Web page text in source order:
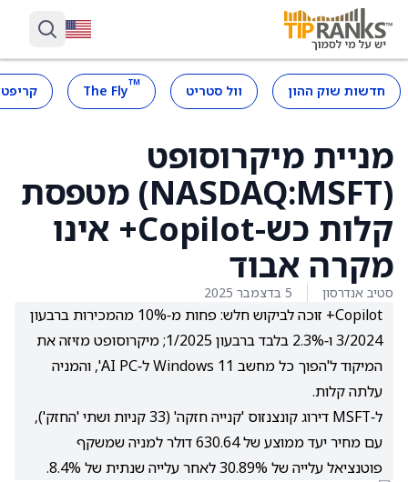
חדשות שוק ההון וול סטריט ™
The Fly
מניית מיקרוסופט
(NASDAQ:MSFT) מטפסת
קלות כש-Copilot+ אינו
מקרה אבוד
סטיב אנדרסון 5 בדצמבר 2025
Copilot+ זוכה לביקוש חלש: פחות מ‑10% מהמכירות ברבעון
3/2024 ו‑2.3% בלבד ברבעון 1/2025; מיקרוסופט מזיזה את
המיקוד ל'הפוך כל מחשב Windows 11 ל‑AI PC', והמניה
עלתה קלות.
ל‑MSFT דירוג קונצנזוס 'קנייה חזקה' (33 קניות ושתי 'החזק'),
עם מחיר יעד ממוצע של 630.64 דולר למניה שמשקף
פוטנציאל עלייה של 30.89% לאחר עלייה שנתית של 8.4%.